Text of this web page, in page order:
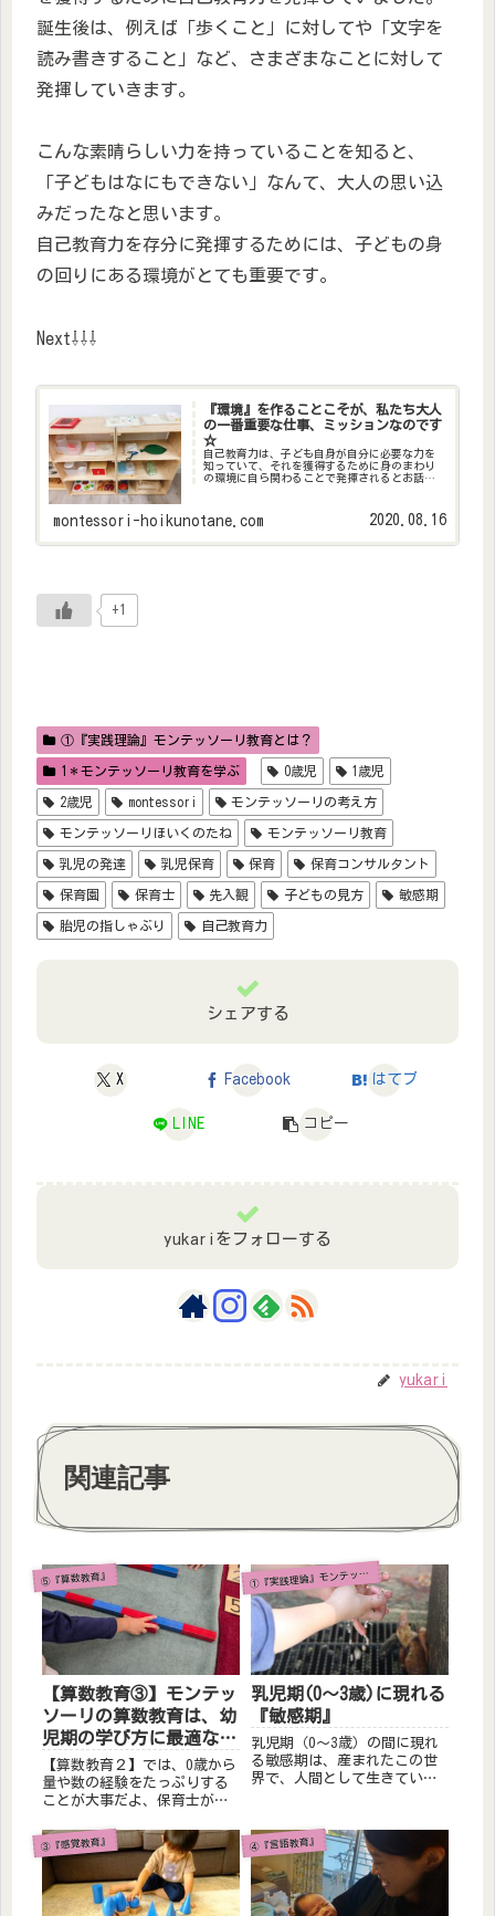
誕生後は、例えば「歩くこと」に対してや「文字を
読み書きすること」など、さまざまなことに対して
発揮していきます。
こんな素晴らしい力を持っていることを知ると、
「子どもはなにもできない」なんて、大人の思い込
みだったなと思います。
自己教育力を存分に発揮するためには、子どもの身
の回りにある環境がとても重要です。
Next⇩⇩⇩
『環境』を作ることこそが、私たち大人
の一番重要な仕事、ミッションなのです
☆
自己教育力は、子ども自身が自分に必要な力を
知っていて、それを獲得するために身のまわり
の環境に自ら関わることで発揮されるとお話し
もは自らの力によって成長してく...
montessori-hoikunotane.com 2020.08.16
+1
①『実践理論』モンテッソーリ教育とは？
1＊モンテッソーリ教育を学ぶ 0歳児 1歳児
2歳児 montessori モンテッソーリの考え方
モンテッソーリほいくのたね モンテッソーリ教育
乳児の発達 乳児保育 保育 保育コンサルタント
保育園 保育士 先入観 子どもの見方 敏感期
胎児の指しゃぶり 自己教育力
シェアする
X Facebook はてブ
LINE コピー
yukariをフォローする
yukari
関連記事
⑤『算数教育』
【算数教育③】モンテッ
ソーリの算数教育は、幼
児期の学び方に最適な工
夫がなされています
【算数教育２】では、0歳から
量や数の経験をたっぷりする
ことが大事だよ、保育士がそ
もの経験を充実させるお手伝
いができますよ。さらに、量
の経験として感覚教具にはた
くさん触って欲しいなという
お話しました。今回は、この
① 『実践理論』モンテッソーリ教育とは？
乳児期(0～3歳)に現れる
『敏感期』
乳児期（0～3歳）の間に現れ
る敏感期は、産まれたこの世
界で、人間として生きていく
降一生使い続ける力です。敏
感期を知ると、子どもの不可
思議な行動の理由がわかって
きて、それまでより子どもと
一緒...
③『感覚教育』 ④『言語教育』